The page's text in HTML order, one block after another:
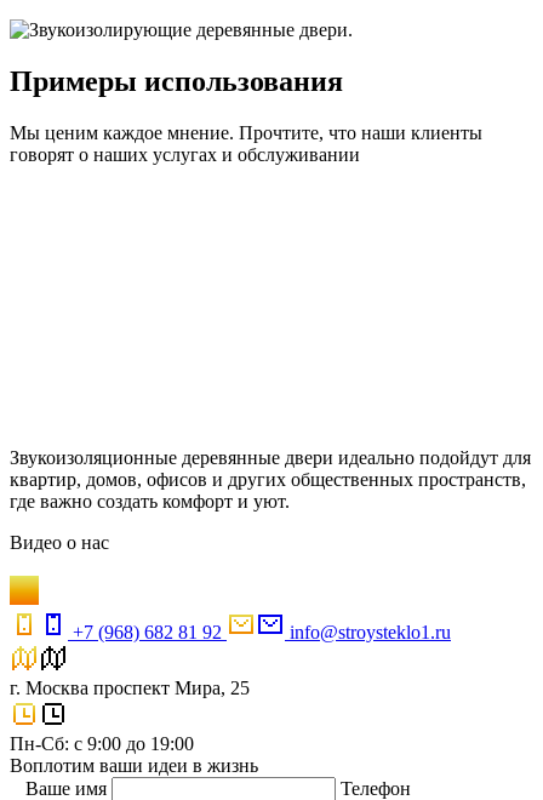
Примеры использования
Мы ценим каждое мнение. Прочтите, что наши клиенты
говорят о наших услугах и обслуживании
Звукоизоляционные деревянные двери идеально подойдут для
квартир, домов, офисов и других общественных пространств,
где важно создать комфорт и уют.
Видео о нас
+7 (968) 682 81 92 info@stroysteklo1.ru
г. Москва проспект Мира, 25
Пн-Сб: с 9:00 до 19:00
Воплотим ваши идеи в жизнь
Ваше имя
Телефон